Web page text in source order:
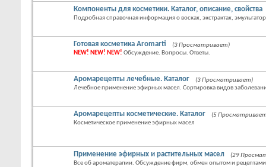
Компоненты для косметики. Каталог, описание, свойства
Подробная справочная информация о восках, экстрактах,
Готовая косметика Aromarti
(3 Просматривает)
NEW! NEW! NEW! Обсуждение. Вопросы. Ответы.
Аромарецепты лечебные. Каталог
(3 Просматривает)
Лечебное применение эфирных масел. Сортировка видов
Аромарецепты косметические. Каталог
(5
Косметическое применение эфирных масел
Применение эфирных и растительных масел
(29
Все об ароматерапии. Обсуждение фирм, обмен опытом и